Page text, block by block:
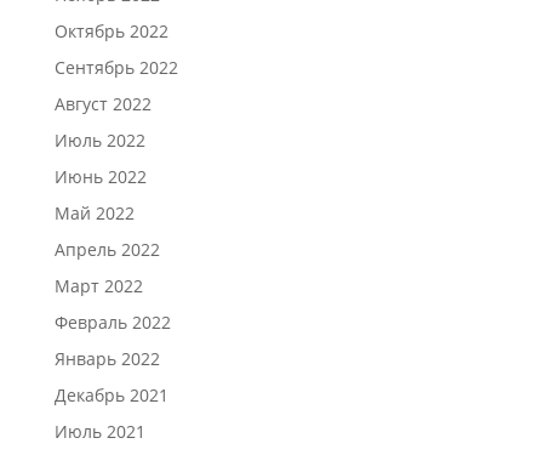
Октябрь 2022
Сентябрь 2022
Август 2022
Июль 2022
Июнь 2022
Май 2022
Апрель 2022
Март 2022
Февраль 2022
Январь 2022
Декабрь 2021
Июль 2021